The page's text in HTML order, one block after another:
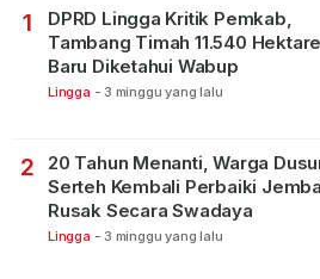
1
DPRD Lingga Kritik Pemkab,
Tambang Timah 11.540 Hektare
Baru Diketahui Wabup
Lingga - 3 minggu yang lalu
2
20 Tahun Menanti, Warga
Serteh Kembali Perbaiki
Rusak Secara Swadaya
Lingga - 3 minggu yang lalu